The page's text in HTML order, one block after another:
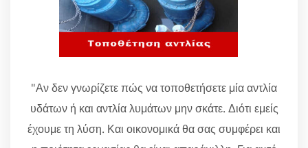
"Αν δεν γνωρίζετε πώς να τοποθετήσετε μία αντλία
υδάτων ή και αντλία λυμάτων μην σκάτε. Διότι εμείς
έχουμε τη λύση. Και οικονομικά θα σας συμφέρει και